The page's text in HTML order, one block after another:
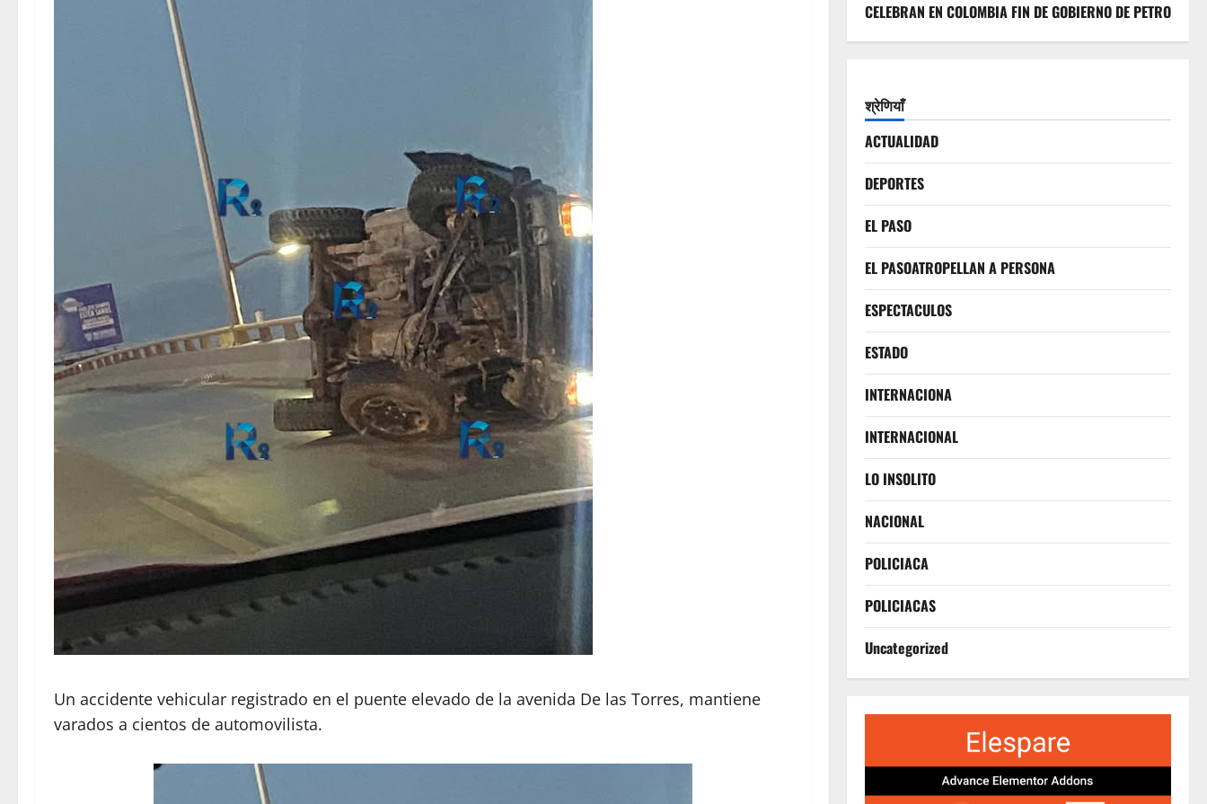
Un accidente vehicular registrado en el puente elevado de la avenida De las Torres, mantiene
varados a cientos de automovilista.
CELEBRAN EN COLOMBIA FIN DE GOBIERNO DE PETRO
श्रेणियाँ
ACTUALIDAD
DEPORTES
EL PASO
EL PASOATROPELLAN A PERSONA
ESPECTACULOS
ESTADO
INTERNACIONA
INTERNACIONAL
LO INSOLITO
NACIONAL
POLICIACA
POLICIACAS
Uncategorized